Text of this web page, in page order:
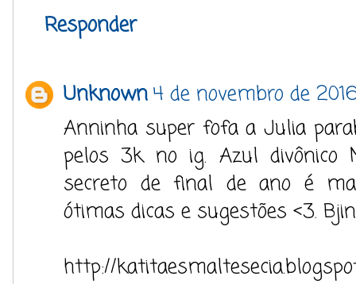
Responder
Unknown4 de novembro de
Anninha super fofa a Julia
pelos 3k no ig. Azul divônico
secreto de final de ano é
ótimas dicas e sugestões <3.
http://